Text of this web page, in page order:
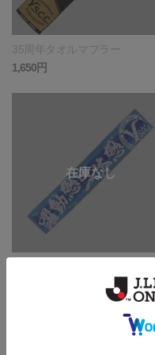
35周年タオルマフラー
1,650円